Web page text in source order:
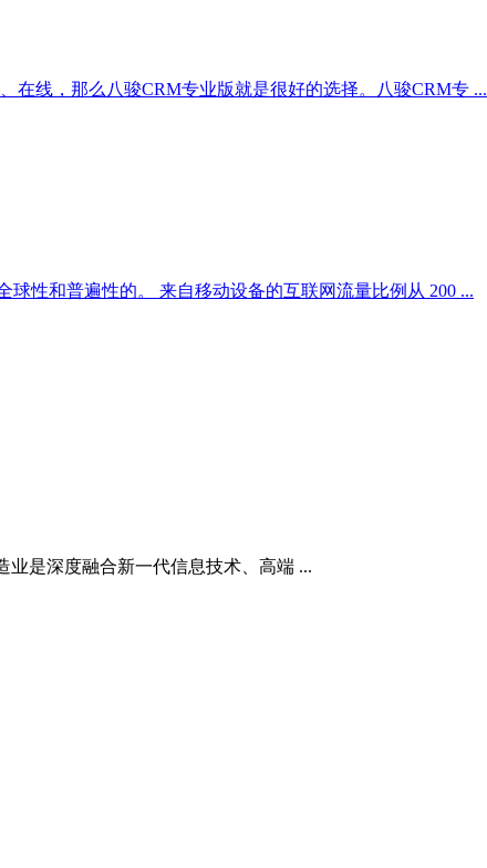
在线，那么八骏CRM专业版就是很好的选择。八骏CRM专 ...
性和普遍性的。 来自移动设备的互联网流量比例从 200 ...
业是深度融合新一代信息技术、高端 ...